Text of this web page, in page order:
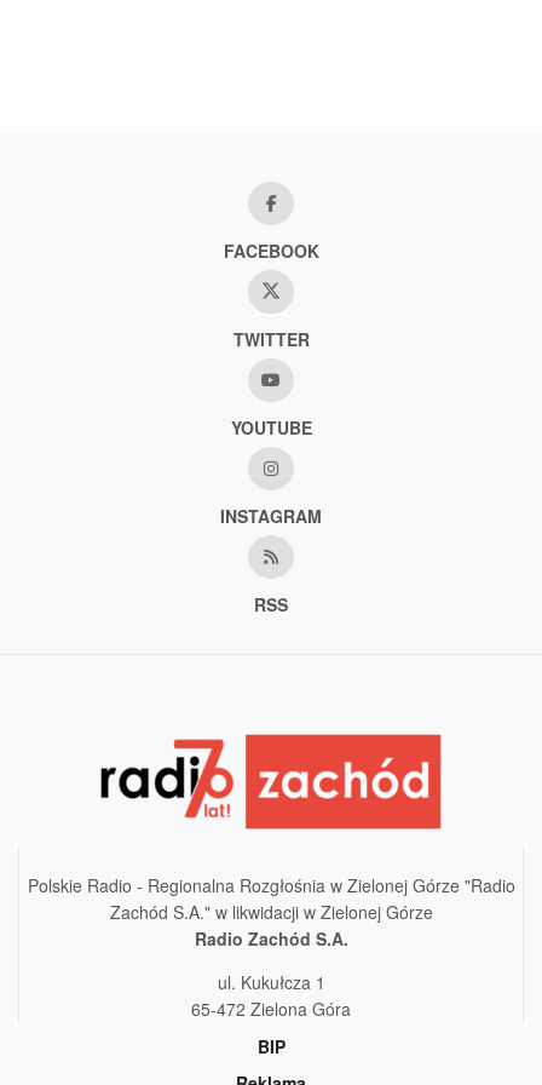
FACEBOOK
TWITTER
YOUTUBE
INSTAGRAM
RSS
Polskie Radio - Regionalna Rozgłośnia w Zielonej Górze "Radio
Zachód S.A." w likwidacji w Zielonej Górze
Radio Zachód S.A.
ul. Kukułcza 1
65-472 Zielona Góra
BIP